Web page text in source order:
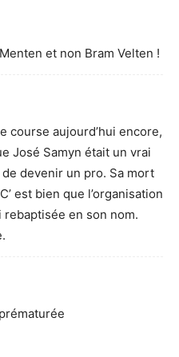
et non Bram Velten !
course aujourd’hui encore,
José Samyn était un vrai
devenir un pro. Sa mort
est bien que l’organisation
en son nom.